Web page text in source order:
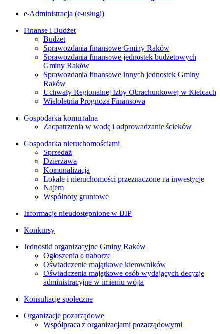
e-Administracja (e-usługi)
Finanse i Budżet
Budżet
Sprawozdania finansowe Gminy Raków
Sprawozdania finansowe jednostek budżetowych
Gminy Raków
Sprawozdania finansowe innych jednostek Gminy
Raków
Uchwały Regionalnej Izby Obrachunkowej w Kielcach
Wieloletnia Prognoza Finansowa
Gospodarka komunalna
Zaopatrzenia w wodę i odprowadzanie ścieków
Gospodarka nieruchomościami
Sprzedaż
Dzierżawa
Komunalizacja
Lokale i nieruchomości przeznaczone na inwestycje
Najem
Wspólnoty gruntowe
Informacje nieudostępnione w BIP
Konkursy
Jednostki organizacyjne Gminy Raków
Ogłoszenia o naborze
Oświadczenie majątkowe kierowników
Oświadczenia majątkowe osób wydających decyzje
administracyjne w imieniu wójta
Konsultacje społeczne
Organizacje pozarządowe
Współpraca z organizacjami pozarządowymi